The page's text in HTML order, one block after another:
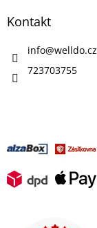
Kontakt
info@welldo.cz
723703755